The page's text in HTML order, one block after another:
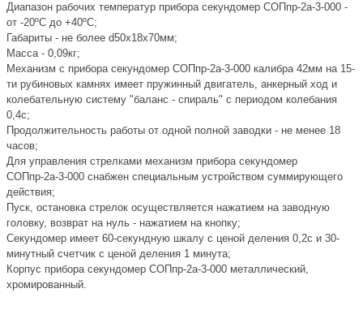
Диапазон рабочих температур прибора секундомер СОПпр-2а-3-000 -
от -20ºС до +40ºС;
Габариты - не более d50х18х70мм;
Масса - 0,09кг;
Механизм с прибора секундомер СОПпр-2а-3-000 калибра 42мм на 15-
ти рубиновых камнях имеет пружинный двигатель, анкерный ход и
колебательную систему "баланс - спираль" с периодом колебания
0,4с;
Продолжительность работы от одной полной заводки - не менее 18
часов;
Для управления стрелками механизм прибора секундомер
СОПпр-2а-3-000 снабжен специальным устройством суммирующего
действия;
Пуск, остановка стрелок осуществляется нажатием на заводную
головку, возврат на нуль - нажатием на кнопку;
Секундомер имеет 60-секундную шкалу с ценой деления 0,2с и 30-
минутный счетчик с ценой деления 1 минута;
Корпус прибора секундомер СОПпр-2а-3-000 металлический,
хромированный.